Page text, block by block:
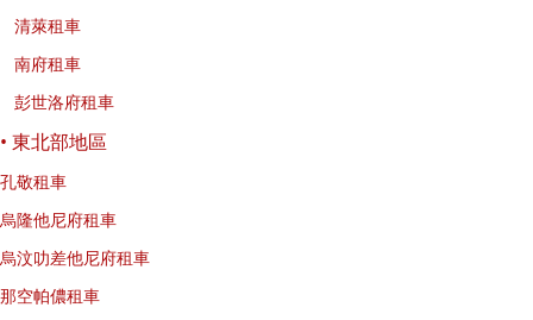
清萊租車
南府租車
彭世洛府租車
• 東北部地區
孔敬租車
烏隆他尼府租車
烏汶叻差他尼府租車
那空帕儂租車